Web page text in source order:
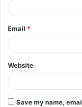
Email *
Website
Save my name,